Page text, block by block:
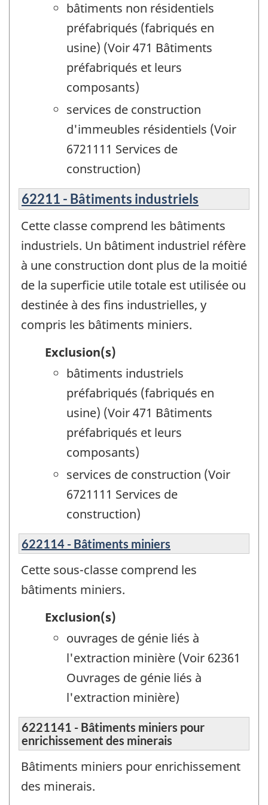
bâtiments non résidentiels
préfabriqués (fabriqués en
usine) (Voir 471 Bâtiments
préfabriqués et leurs
composants)
services de construction
d'immeubles résidentiels (Voir
6721111 Services de
construction)
62211 - Bâtiments industriels
Cette classe comprend les bâtiments
industriels. Un bâtiment industriel réfère
à une construction dont plus de la moitié
de la superficie utile totale est utilisée ou
destinée à des fins industrielles, y
compris les bâtiments miniers.
Exclusion(s)
bâtiments industriels
préfabriqués (fabriqués en
usine) (Voir 471 Bâtiments
préfabriqués et leurs
composants)
services de construction (Voir
6721111 Services de
construction)
622114 - Bâtiments miniers
Cette sous-classe comprend les
bâtiments miniers.
Exclusion(s)
ouvrages de génie liés à
l'extraction minière (Voir 62361
Ouvrages de génie liés à
l'extraction minière)
6221141 - Bâtiments miniers pour
enrichissement des minerais
Bâtiments miniers pour enrichissement
des minerais.